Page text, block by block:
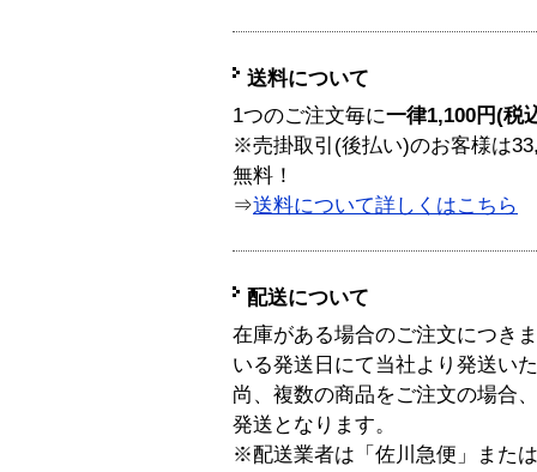
送料について
1つのご注文毎に一律1,100円(税
※売掛取引(後払い)のお客様は
無料！
⇒送料について詳しくはこちら
配送について
在庫がある場合のご注文につき
いる発送日にて当社より発送い
尚、複数の商品をご注文の場合
発送となります。
※配送業者は「佐川急便」また